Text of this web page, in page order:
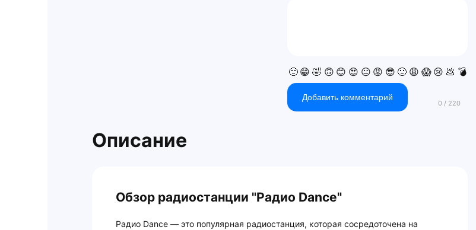
🙂 😁 🤣 🙃 😊 😍 😐 😡 😎 🙁 😩 😱 😢 💩 💣
Добавить комментарий
Описание
Обзор радиостанции "Радио Dance"
Радио Dance — это популярная радиостанция, которая сосредоточена на